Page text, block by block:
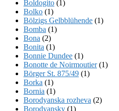
Boldogito (1)
Bolko (1)
Bölzigs Gelbblühende (1)
Bomba (1)
Bona (2)
Bonita (1)
Bonnie Dundee (1)
Bonotte de Noirmoutier(1)
Börger St. 875/49 (1)
Borka (1)
Bornia (1)
Borodyanska rozheva (2)
Borodyansky (1)